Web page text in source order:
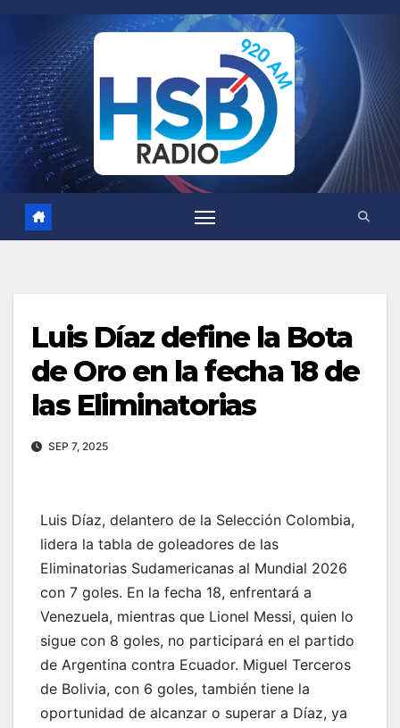
contenido
Luis Díaz define la Bota
de Oro en la fecha 18 de
las Eliminatorias
SEP 7, 2025
Luis Díaz, delantero de la Selección Colombia,
lidera la tabla de goleadores de las
Eliminatorias Sudamericanas al Mundial 2026
con 7 goles. En la fecha 18, enfrentará a
Venezuela, mientras que Lionel Messi, quien lo
sigue con 8 goles, no participará en el partido
de Argentina contra Ecuador. Miguel Terceros
de Bolivia, con 6 goles, también tiene la
oportunidad de alcanzar o superar a Díaz, ya